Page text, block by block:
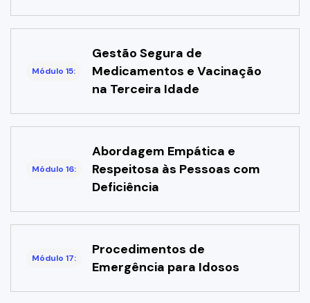
Módulo 15:
Gestão Segura de
Medicamentos e Vacinação
na Terceira Idade
Módulo 16:
Abordagem Empática e
Respeitosa às Pessoas com
Deficiência
Módulo 17:
Procedimentos de
Emergência para Idosos